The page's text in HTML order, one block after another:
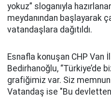
yokuz” sloganıyla
meydanından başlayarak
vatandaşlara dağıtıldı.
Esnafla konuşan CHP Van
Bedirhanoğlu, “Türkiye’de
grafiğimiz var. Siz
Vatandaş ise "Bu